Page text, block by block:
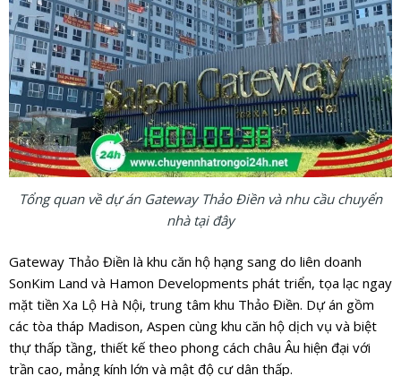
Tổng quan về dự án Gateway Thảo Điền và nhu cầu chuyển
nhà tại đây
Gateway Thảo Điền là khu căn hộ hạng sang do liên doanh
SonKim Land và Hamon Developments phát triển, tọa lạc ngay
mặt tiền Xa Lộ Hà Nội, trung tâm khu Thảo Điền. Dự án gồm
các tòa tháp Madison, Aspen cùng khu căn hộ dịch vụ và biệt
thự thấp tầng, thiết kế theo phong cách châu Âu hiện đại với
trần cao, mảng kính lớn và mật độ cư dân thấp.